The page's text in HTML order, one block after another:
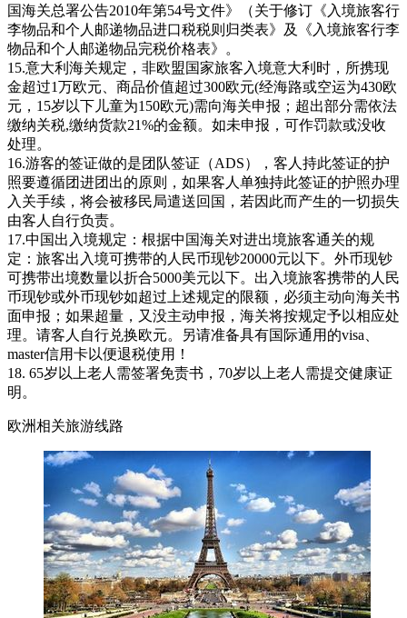
国海关总署公告2010年第54号文件》（关于修订《入境旅客行
李物品和个人邮递物品进口税税则归类表》及《入境旅客行李
物品和个人邮递物品完税价格表》。
15.意大利海关规定，非欧盟国家旅客入境意大利时，所携现
金超过1万欧元、商品价值超过300欧元(经海路或空运为430欧
元，15岁以下儿童为150欧元)需向海关申报；超出部分需依法
缴纳关税,缴纳货款21%的金额。如未申报，可作罚款或没收
处理。
16.游客的签证做的是团队签证（ADS），客人持此签证的护
照要遵循团进团出的原则，如果客人单独持此签证的护照办理
入关手续，将会被移民局遣送回国，若因此而产生的一切损失
由客人自行负责。
17.中国出入境规定：根据中国海关对进出境旅客通关的规
定：旅客出入境可携带的人民币现钞20000元以下。外币现钞
可携带出境数量以折合5000美元以下。出入境旅客携带的人民
币现钞或外币现钞如超过上述规定的限额，必须主动向海关书
面申报；如果超量，又没主动申报，海关将按规定予以相应处
理。请客人自行兑换欧元。另请准备具有国际通用的visa、
master信用卡以便退税使用！
18. 65岁以上老人需签署免责书，70岁以上老人需提交健康证
明。
欧洲相关旅游线路